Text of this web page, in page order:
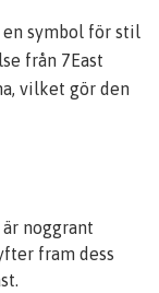
en symbol för stil
från 7East
vilket gör den
noggrant
fram dess